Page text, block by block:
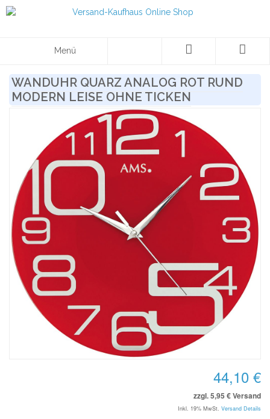
Menü
WANDUHR QUARZ ANALOG ROT RUND
MODERN LEISE OHNE TICKEN
44,10 €
zzgl. 5,95 € Versand
Inkl. 19% MwSt. Versand Details